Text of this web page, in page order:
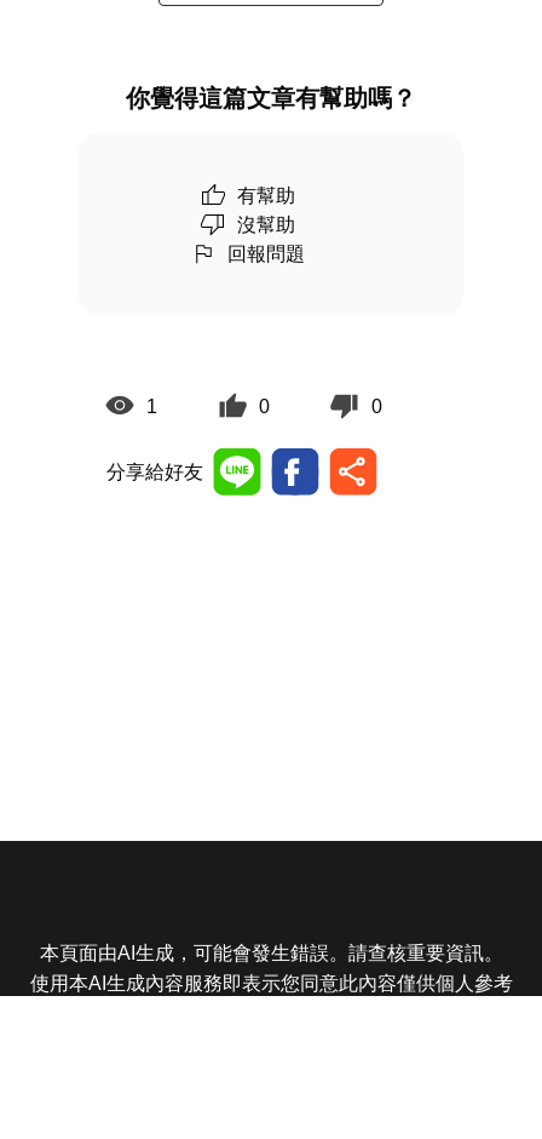
你覺得這篇文章有幫助嗎？
有幫助
沒幫助
回報問題
1 0 0
分享給好友
本頁面由AI生成，可能會發生錯誤。請查核重要資訊。
使用本AI生成內容服務即表示您同意此內容僅供個人參考